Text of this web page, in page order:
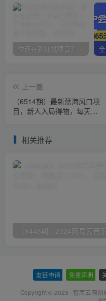
你还在到处找项目？还在当韭菜？我靠卖项目一个月收入5万+，曾经我也是个失败者。
上一篇
（6514期）最新蓝海风口项
目，新人入局得物，每天两
相关推荐
友链申请 免责声明
Copyright © 2023 · 智库云网创